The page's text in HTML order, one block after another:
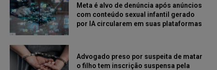
Meta é alvo de denúncia após anúncios
com conteúdo sexual infantil gerado
por IA circularem em suas plataformas
Advogado preso por suspeita de matar
o filho tem inscrição suspensa pela